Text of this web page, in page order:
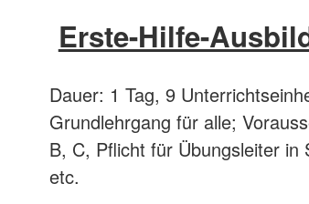
Erste-Hilfe-
Dauer: 1 Tag, 9
Grundlehrgang für alle;
B, C, Pflicht für Übungsleiter
etc.